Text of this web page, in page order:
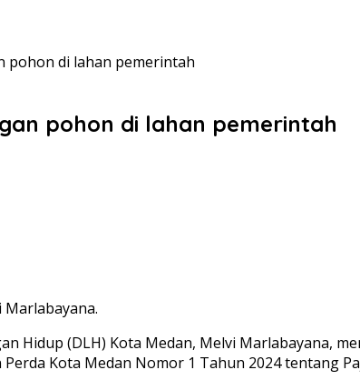
pohon di lahan pemerintah
pohon di lahan pemerintah
Hidup (DLH) Kota Medan, Melvi Marlabayana,
Kota Medan Nomor 1 Tahun 2024 tentang